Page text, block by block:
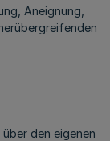
Aneignung,
den eigenen